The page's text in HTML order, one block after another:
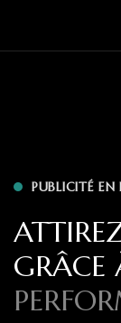
PUBLICITÉ EN
GRÂCE